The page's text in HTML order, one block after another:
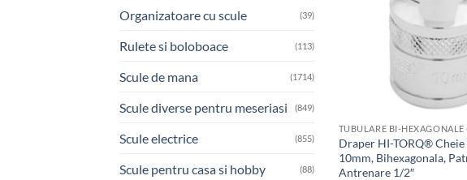
Organizatoare cu scule (39)
Rulete si boloboace (113)
Scule de mana (1714)
Scule diverse pentru meseriasi (849)
Scule electrice (855)
Scule pentru casa si hobby (88)
TUBULARE BI-
Draper HI-TORQ® Cheie Tubulara
10mm, Bihexagonala,
Antrenare 1/2″